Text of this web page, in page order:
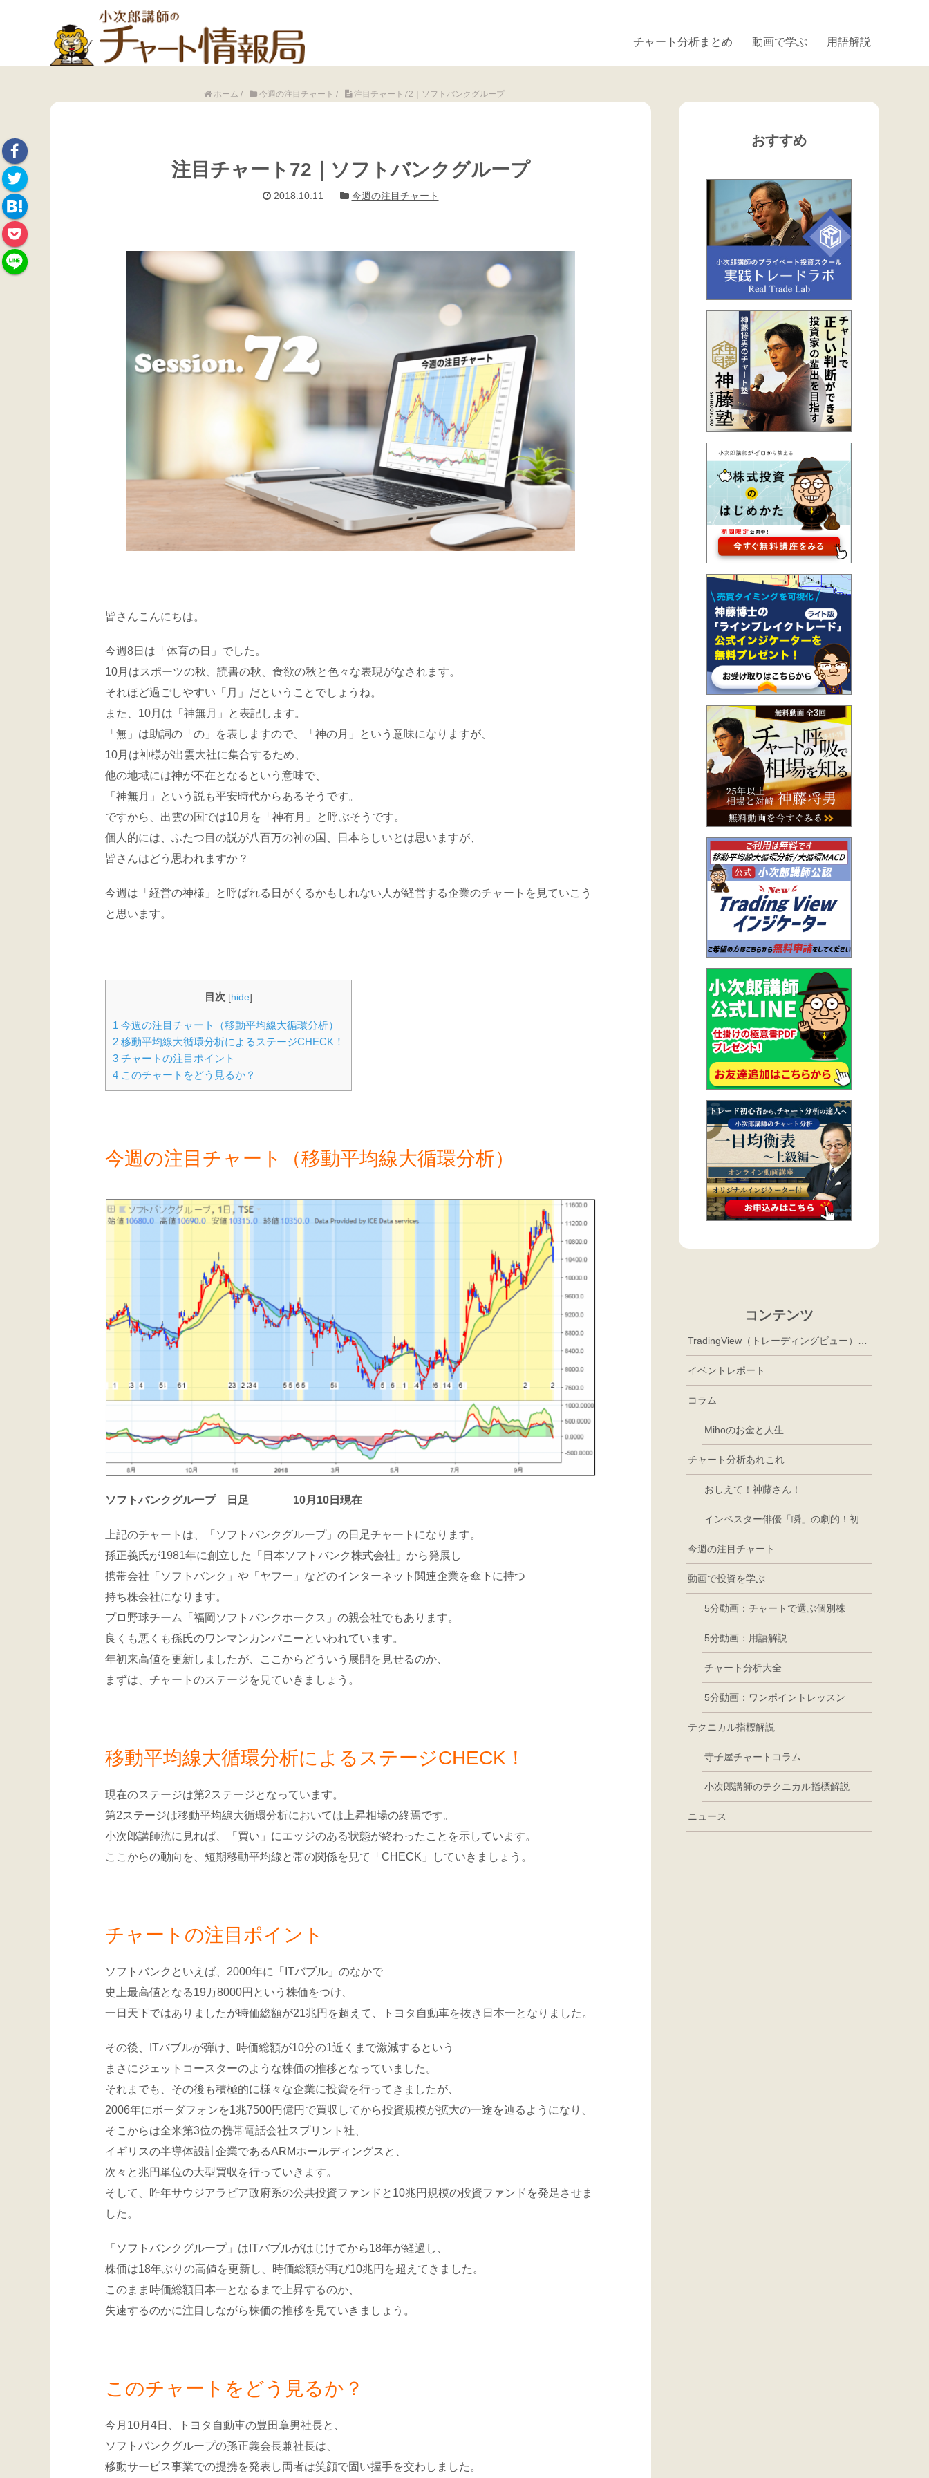
チャート分析まとめ 動画で学ぶ 用語解説
ホーム / 今週の注目チャート / 注目チャート72｜ソフトバンクグループ
注目チャート72｜ソフトバンクグループ
2018.10.11 今週の注目チャート
皆さんこんにちは。
今週8日は「体育の日」でした。
10月はスポーツの秋、読書の秋、食欲の秋と色々な表現がなされます。
それほど過ごしやすい「月」だということでしょうね。
また、10月は「神無月」と表記します。
「無」は助詞の「の」を表しますので、「神の月」という意味になりますが、
10月は神様が出雲大社に集合するため、
他の地域には神が不在となるという意味で、
「神無月」という説も平安時代からあるそうです。
ですから、出雲の国では10月を「神有月」と呼ぶそうです。
個人的には、ふたつ目の説が八百万の神の国、日本らしいとは思いますが、
皆さんはどう思われますか？
今週は「経営の神様」と呼ばれる日がくるかもしれない人が経営する企業のチャートを見ていこう
と思います。
目次 [hide]
1 今週の注目チャート（移動平均線大循環分析）
2 移動平均線大循環分析によるステージCHECK！
3 チャートの注目ポイント
4 このチャートをどう見るか？
今週の注目チャート（移動平均線大循環分析）
ソフトバンクグループ 日足 10月10日現在
上記のチャートは、「ソフトバンクグループ」の日足チャートになります。
孫正義氏が1981年に創立した「日本ソフトバンク株式会社」から発展し
携帯会社「ソフトバンク」や「ヤフー」などのインターネット関連企業を傘下に持つ
持ち株会社になります。
プロ野球チーム「福岡ソフトバンクホークス」の親会社でもあります。
良くも悪くも孫氏のワンマンカンパニーといわれています。
年初来高値を更新しましたが、ここからどういう展開を見せるのか、
まずは、チャートのステージを見ていきましょう。
移動平均線大循環分析によるステージCHECK！
現在のステージは第2ステージとなっています。
第2ステージは移動平均線大循環分析においては上昇相場の終焉です。
小次郎講師流に見れば、「買い」にエッジのある状態が終わったことを示しています。
ここからの動向を、短期移動平均線と帯の関係を見て「CHECK」していきましょう。
チャートの注目ポイント
ソフトバンクといえば、2000年に「ITバブル」のなかで
史上最高値となる19万8000円という株価をつけ、
一日天下ではありましたが時価総額が21兆円を超えて、トヨタ自動車を抜き日本一となりました。
その後、ITバブルが弾け、時価総額が10分の1近くまで激減するという
まさにジェットコースターのような株価の推移となっていました。
それまでも、その後も積極的に様々な企業に投資を行ってきましたが、
2006年にボーダフォンを1兆7500円億円で買収してから投資規模が拡大の一途を辿るようになり、
そこからは全米第3位の携帯電話会社スプリント社、
イギリスの半導体設計企業であるARMホールディングスと、
次々と兆円単位の大型買収を行っていきます。
そして、昨年サウジアラビア政府系の公共投資ファンドと10兆円規模の投資ファンドを発足させま
した。
「ソフトバンクグループ」はITバブルがはじけてから18年が経過し、
株価は18年ぶりの高値を更新し、時価総額が再び10兆円を超えてきました。
このまま時価総額日本一となるまで上昇するのか、
失速するのかに注目しながら株価の推移を見ていきましょう。
このチャートをどう見るか？
今月10月4日、トヨタ自動車の豊田章男社長と、
ソフトバンクグループの孫正義会長兼社長は、
移動サービス事業での提携を発表し両者は笑顔で固い握手を交わしました。
Face
book
Twitte
r
Hate
na
Pock
おすすめ
コンテンツ
イベントレポート
コラム
Mihoのお金と人生
チャート分析あれこれ
おしえて！神藤さん！
今週の注目チャート
動画で投資を学ぶ
5分動画：チャートで選ぶ個別株
5分動画：用語解説
チャート分析大全
5分動画：ワンポイントレッスン
テクニカル指標解説
寺子屋チャートコラム
小次郎講師のテクニカル指標解説
ニュース